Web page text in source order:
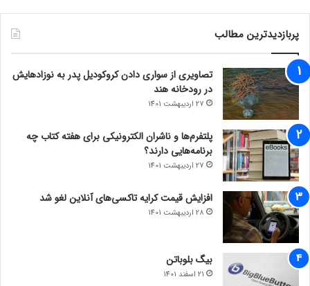
پربازدیدترین مطالب
تصاویری از سواری دادن کروکودیل پدر به نوزادهایش
در رودخانه هند
27 اردیبهشت 1401
پلتفرم‌ها و ناشران الکترونیکی برای هفته کتاب چه
برنامه‌هایی دارند؟
27 اردیبهشت 1401
افزایش قیمت کرایه تاکسی‌های آنلاین لغو شد
28 اردیبهشت 1401
بیگ بلوباتن
21 اسفند 1401